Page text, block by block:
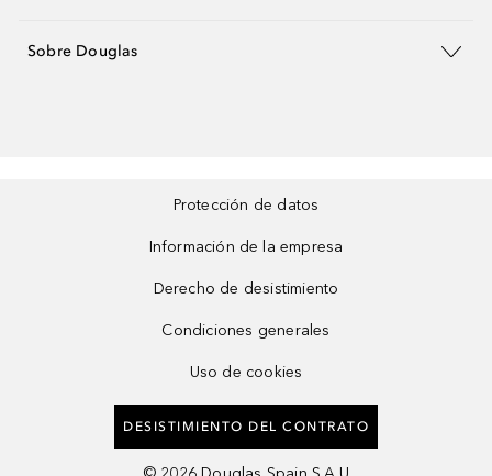
Sobre Douglas
Protección de datos
Información de la empresa
Derecho de desistimiento
Condiciones generales
Uso de cookies
DESISTIMIENTO DEL CONTRATO